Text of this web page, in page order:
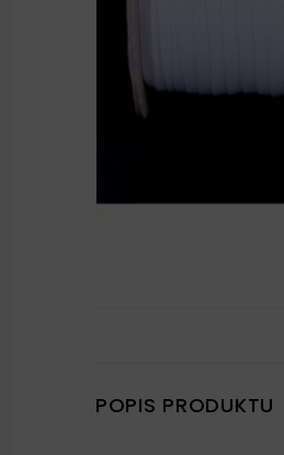
POPIS PRODUKTU